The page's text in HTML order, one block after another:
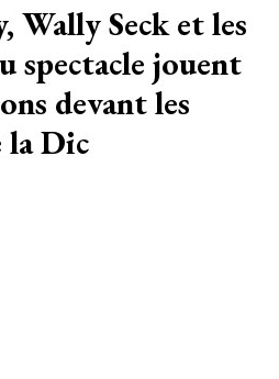
Wally Seck et les
spectacle jouent
devant les
la Dic